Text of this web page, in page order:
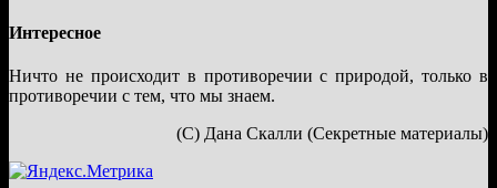
Интересное
Ничто не происходит в противоречии с природой, только в
противоречии с тем, что мы знаем.
(С) Дана Скалли (Секретные материалы)